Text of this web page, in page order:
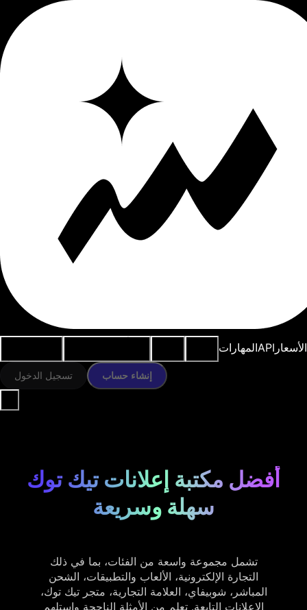
المهاراتAPI الأسعار
تسجيل الدخول إنشاء حساب
أفضل مكتبة إعلانات تيك توك
سهلة وسريعة
تشمل مجموعة واسعة من الفئات، بما في ذلك
التجارة الإلكترونية، الألعاب والتطبيقات، الشحن
المباشر، شوبيفاي، العلامة التجارية، متجر تيك توك،
الإعلانات التابعة. تعلم من الأمثلة الناجحة واستلهم